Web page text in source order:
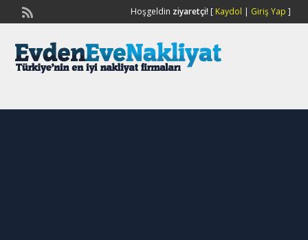
Hoşgeldin ziyaretçi![ Kaydol | Giriş Yap ]